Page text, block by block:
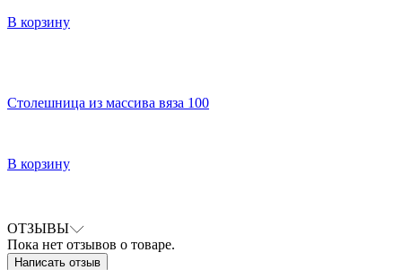
В корзину
Столешница из массива вяза 100
В корзину
ОТЗЫВЫ
Пока нет отзывов о товаре.
Написать отзыв